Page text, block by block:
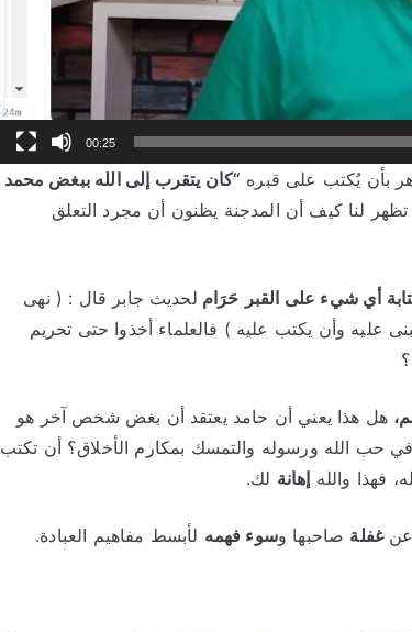
00:25
بأن يُكتب على قبره “كان يتقرب إلى الله ببغض محمد
لنا كيف أن المدجنة يظنون أن مجرد التعلق
أي شيء على القبر حَرَام لحديث جابر قال : ( نهى
عليه وأن يكتب عليه ) فالعلماء أخذوا حتى تحريم
هل هذا يعني أن حامد يعتقد أن بغض شخص آخر هو
حب الله ورسوله والتمسك بمكارم الأخلاق؟ أن تكتب
فهذا والله إهانة لك.
عنغفلة صاحبها وسوء فهمه لأبسط مفاهيم العبادة.